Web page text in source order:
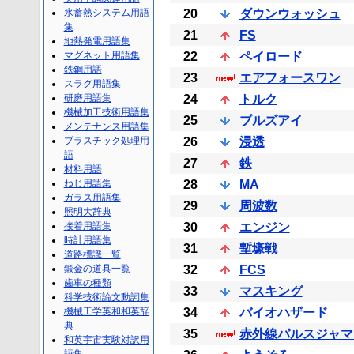
20
ダウンウォッシュ
21
FS
22
ペイロード
23
エアフォースワン
24
トルク
25
ブルズアイ
26
浸透
27
鉄
28
MA
29
周波数
30
エンジン
31
塹壕戦
32
FCS
33
マスキング
34
バイオハザード
35
赤外線パルスジャ
氷蓄熱システム用語
集
地熱発電用語集
マグネット用語集
鉄鋼用語
スラグ用語集
研磨用語集
機械加工技術用語集
メンテナンス用語集
プラスチック処理用
語
材料用語
ねじ用語集
ガラス用語集
照明大辞典
接着用語集
時計用語集
道路標識一覧
鍛金の道具一覧
歯車の種類
科学技術論文動詞集
機械工学英和和英辞
典
和英宇宙実験対訳用